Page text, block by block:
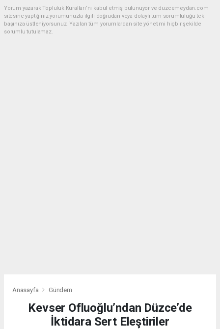
Yorum yazarak Topluluk Kuralları’nı kabul etmiş bulunuyor ve duzcemeydan.com
sitesine yaptığınız yorumunuzla ilgili doğrudan veya dolaylı tüm sorumluluğu tek
başınıza üstleniyorsunuz. Yazılan tüm yorumlardan site yönetimi hiçbir şekilde
sorumlu tutulamaz.
Anasayfa Gündem
Kevser Ofluoğlu’ndan Düzce’de
İktidara Sert Eleştiriler